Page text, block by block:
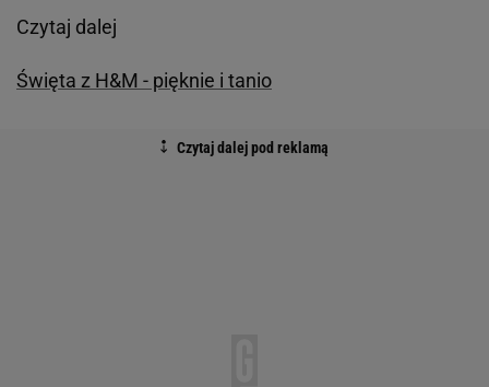
Czytaj dalej
Święta z H&M - pięknie i tanio